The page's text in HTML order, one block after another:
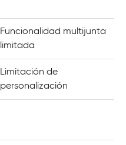
Funcionalidad multijunta
limitada
Limitación de
personalización